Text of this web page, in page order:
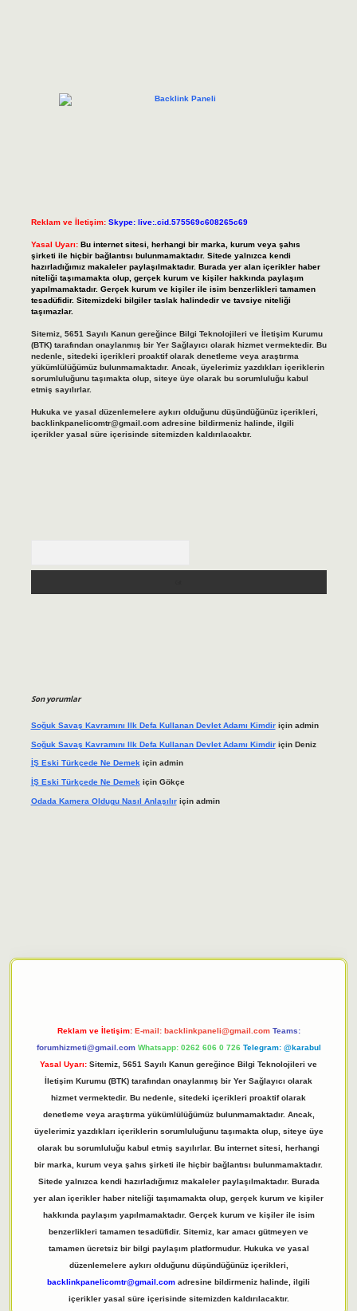
Reklam ve İletişim: Skype: live:.cid.575569c608265c69
Yasal Uyarı: Bu internet sitesi, herhangi bir marka, kurum veya şahıs
şirketi ile hiçbir bağlantısı bulunmamaktadır. Sitede yalnızca kendi
hazırladığımız makaleler paylaşılmaktadır. Burada yer alan içerikler haber
niteliği taşımamakta olup, gerçek kurum ve kişiler hakkında paylaşım
yapılmamaktadır. Gerçek kurum ve kişiler ile isim benzerlikleri tamamen
tesadüfidir. Sitemizdeki bilgiler taslak halindedir ve tavsiye niteliği
taşımazlar.
Sitemiz, 5651 Sayılı Kanun gereğince Bilgi Teknolojileri ve İletişim Kurumu
(BTK) tarafından onaylanmış bir Yer Sağlayıcı olarak hizmet vermektedir. Bu
nedenle, sitedeki içerikleri proaktif olarak denetleme veya araştırma
yükümlülüğümüz bulunmamaktadır. Ancak, üyelerimiz yazdıkları içeriklerin
sorumluluğunu taşımakta olup, siteye üye olarak bu sorumluluğu kabul
etmiş sayılırlar.
Hukuka ve yasal düzenlemelere aykırı olduğunu düşündüğünüz içerikleri,
backlinkpanelicomtr@gmail.comadresine bildirmeniz halinde, ilgili
içerikler yasal süre içerisinde sitemizden kaldırılacaktır.
Son yorumlar
Soğuk Savaş Kavramını Ilk Defa Kullanan Devlet Adamı Kimdiriçin admin
Soğuk Savaş Kavramını Ilk Defa Kullanan Devlet Adamı Kimdiriçin Deniz
İŞ Eski Türkçede Ne Demekiçin admin
İŞ Eski Türkçede Ne Demek için Gökçe
Odada Kamera Oldugu Nasıl Anlaşılıriçin admin
Reklam ve İletişim: E-mail: backlinkpaneli@gmail.com Teams:
forumhizmeti@gmail.com Whatsapp: 0262 606 0 726 Telegram: @karabul
Yasal Uyarı: Sitemiz, 5651 Sayılı Kanun gereğince Bilgi Teknolojileri ve
İletişim Kurumu (BTK) tarafından onaylanmış bir Yer Sağlayıcı olarak
hizmet vermektedir. Bu nedenle, sitedeki içerikleri proaktif olarak
denetleme veya araştırma yükümlülüğümüz bulunmamaktadır. Ancak,
üyelerimiz yazdıkları içeriklerin sorumluluğunu taşımakta olup, siteye üye
olarak bu sorumluluğu kabul etmiş sayılırlar. Bu internet sitesi, herhangi
bir marka, kurum veya şahıs şirketi ile hiçbir bağlantısı bulunmamaktadır.
Sitede yalnızca kendi hazırladığımız makaleler paylaşılmaktadır. Burada
yer alan içerikler haber niteliği taşımamakta olup, gerçek kurum ve kişiler
hakkında paylaşım yapılmamaktadır. Gerçek kurum ve kişiler ile isim
benzerlikleri tamamen tesadüfidir. Sitemiz, kar amacı gütmeyen ve
tamamen ücretsiz bir bilgi paylaşım platformudur. Hukuka ve yasal
düzenlemelere aykırı olduğunu düşündüğünüz içerikleri,
backlinkpanelicomtr@gmail.com adresine bildirmeniz halinde, ilgili
içerikler yasal süre içerisinde sitemizden kaldırılacaktır.